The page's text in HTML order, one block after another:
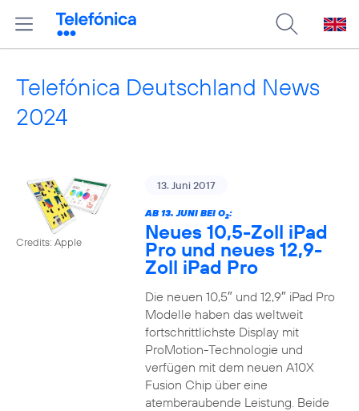
Telefónica Deutschland News
2024
Credits: Apple
13. Juni 2017
AB 13. JUNI BEI O2:
Neues 10,5-Zoll iPad
Pro und neues 12,9-
Zoll iPad Pro
Die neuen 10,5″ und 12,9″ iPad Pro
Modelle haben das weltweit
fortschrittlichste Display mit
ProMotion-Technologie und
verfügen mit dem neuen A10X
Fusion Chip über eine
atemberaubende Leistung. Beide